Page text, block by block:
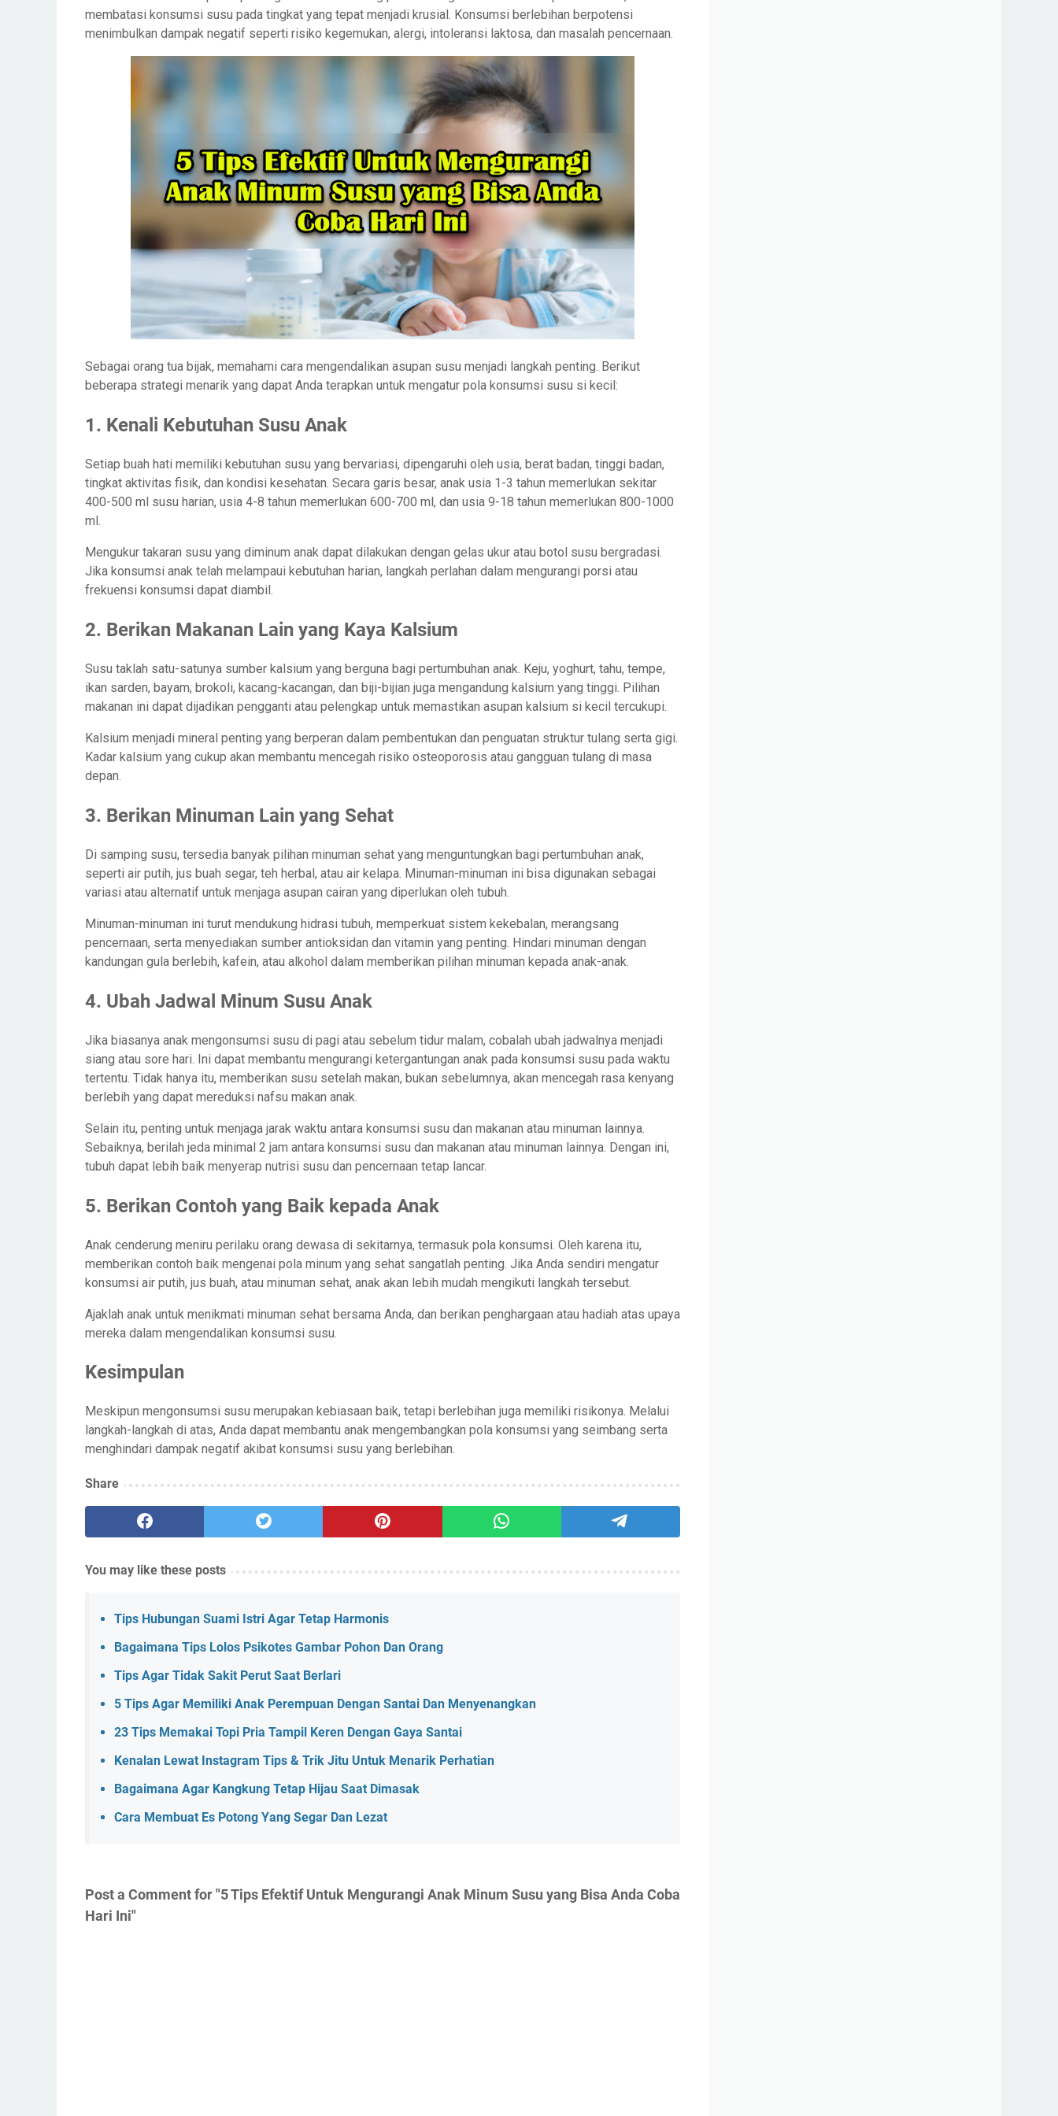
membatasi konsumsi susu pada tingkat yang tepat menjadi krusial. Konsumsi berlebihan berpotensi
menimbulkan dampak negatif seperti risiko kegemukan, alergi, intoleransi laktosa, dan masalah pencernaan.
Sebagai orang tua bijak, memahami cara mengendalikan asupan susu menjadi langkah penting. Berikut
beberapa strategi menarik yang dapat Anda terapkan untuk mengatur pola konsumsi susu si kecil:
1. Kenali Kebutuhan Susu Anak
Setiap buah hati memiliki kebutuhan susu yang bervariasi, dipengaruhi oleh usia, berat badan, tinggi badan,
tingkat aktivitas fisik, dan kondisi kesehatan. Secara garis besar, anak usia 1-3 tahun memerlukan sekitar
400-500 ml susu harian, usia 4-8 tahun memerlukan 600-700 ml, dan usia 9-18 tahun memerlukan 800-1000
ml.
Mengukur takaran susu yang diminum anak dapat dilakukan dengan gelas ukur atau botol susu bergradasi.
Jika konsumsi anak telah melampaui kebutuhan harian, langkah perlahan dalam mengurangi porsi atau
frekuensi konsumsi dapat diambil.
2. Berikan Makanan Lain yang Kaya Kalsium
Susu taklah satu-satunya sumber kalsium yang berguna bagi pertumbuhan anak. Keju, yoghurt, tahu, tempe,
ikan sarden, bayam, brokoli, kacang-kacangan, dan biji-bijian juga mengandung kalsium yang tinggi. Pilihan
makanan ini dapat dijadikan pengganti atau pelengkap untuk memastikan asupan kalsium si kecil tercukupi.
Kalsium menjadi mineral penting yang berperan dalam pembentukan dan penguatan struktur tulang serta gigi.
Kadar kalsium yang cukup akan membantu mencegah risiko osteoporosis atau gangguan tulang di masa
depan.
3. Berikan Minuman Lain yang Sehat
Di samping susu, tersedia banyak pilihan minuman sehat yang menguntungkan bagi pertumbuhan anak,
seperti air putih, jus buah segar, teh herbal, atau air kelapa. Minuman-minuman ini bisa digunakan sebagai
variasi atau alternatif untuk menjaga asupan cairan yang diperlukan oleh tubuh.
Minuman-minuman ini turut mendukung hidrasi tubuh, memperkuat sistem kekebalan, merangsang
pencernaan, serta menyediakan sumber antioksidan dan vitamin yang penting. Hindari minuman dengan
kandungan gula berlebih, kafein, atau alkohol dalam memberikan pilihan minuman kepada anak-anak.
4. Ubah Jadwal Minum Susu Anak
Jika biasanya anak mengonsumsi susu di pagi atau sebelum tidur malam, cobalah ubah jadwalnya menjadi
siang atau sore hari. Ini dapat membantu mengurangi ketergantungan anak pada konsumsi susu pada waktu
tertentu. Tidak hanya itu, memberikan susu setelah makan, bukan sebelumnya, akan mencegah rasa kenyang
berlebih yang dapat mereduksi nafsu makan anak.
Selain itu, penting untuk menjaga jarak waktu antara konsumsi susu dan makanan atau minuman lainnya.
Sebaiknya, berilah jeda minimal 2 jam antara konsumsi susu dan makanan atau minuman lainnya. Dengan ini,
tubuh dapat lebih baik menyerap nutrisi susu dan pencernaan tetap lancar.
5. Berikan Contoh yang Baik kepada Anak
Anak cenderung meniru perilaku orang dewasa di sekitarnya, termasuk pola konsumsi. Oleh karena itu,
memberikan contoh baik mengenai pola minum yang sehat sangatlah penting. Jika Anda sendiri mengatur
konsumsi air putih, jus buah, atau minuman sehat, anak akan lebih mudah mengikuti langkah tersebut.
Ajaklah anak untuk menikmati minuman sehat bersama Anda, dan berikan penghargaan atau hadiah atas upaya
mereka dalam mengendalikan konsumsi susu.
Kesimpulan
Meskipun mengonsumsi susu merupakan kebiasaan baik, tetapi berlebihan juga memiliki risikonya. Melalui
langkah-langkah di atas, Anda dapat membantu anak mengembangkan pola konsumsi yang seimbang serta
menghindari dampak negatif akibat konsumsi susu yang berlebihan.
Share
You may like these posts
Tips Hubungan Suami Istri Agar Tetap Harmonis
Bagaimana Tips Lolos Psikotes Gambar Pohon Dan Orang
Tips Agar Tidak Sakit Perut Saat Berlari
5 Tips Agar Memiliki Anak Perempuan Dengan Santai Dan Menyenangkan
23 Tips Memakai Topi Pria Tampil Keren Dengan Gaya Santai
Kenalan Lewat Instagram Tips & Trik Jitu Untuk Menarik Perhatian
Bagaimana Agar Kangkung Tetap Hijau Saat Dimasak
Cara Membuat Es Potong Yang Segar Dan Lezat
Post a Comment for "5 Tips Efektif Untuk Mengurangi Anak Minum Susu yang Bisa Anda Coba
Hari Ini"